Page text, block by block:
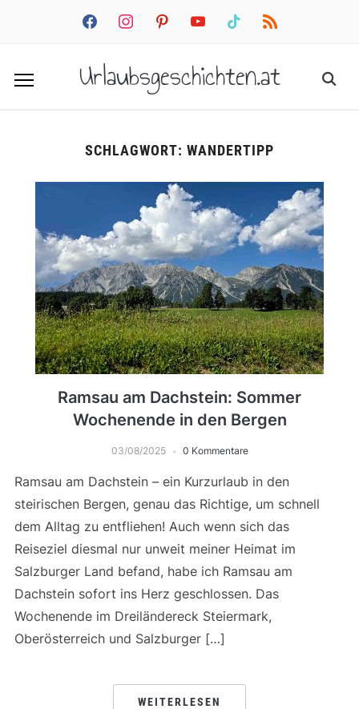
facebookinstagrampinterestyoutube tiktok rss
Urlaubsgeschichten.at
SCHLAGWORT: WANDERTIPP
Ramsau am Dachstein: Sommer
Wochenende in den Bergen
03/08/2025 0 Kommentare
Ramsau am Dachstein – ein Kurzurlaub in den
steirischen Bergen, genau das Richtige, um schnell
dem Alltag zu entfliehen! Auch wenn sich das
Reiseziel diesmal nur unweit meiner Heimat im
Salzburger Land befand, habe ich Ramsau am
Dachstein sofort ins Herz geschlossen. Das
Wochenende im Dreiländereck Steiermark,
Oberösterreich und Salzburger […]
WEITERLESEN